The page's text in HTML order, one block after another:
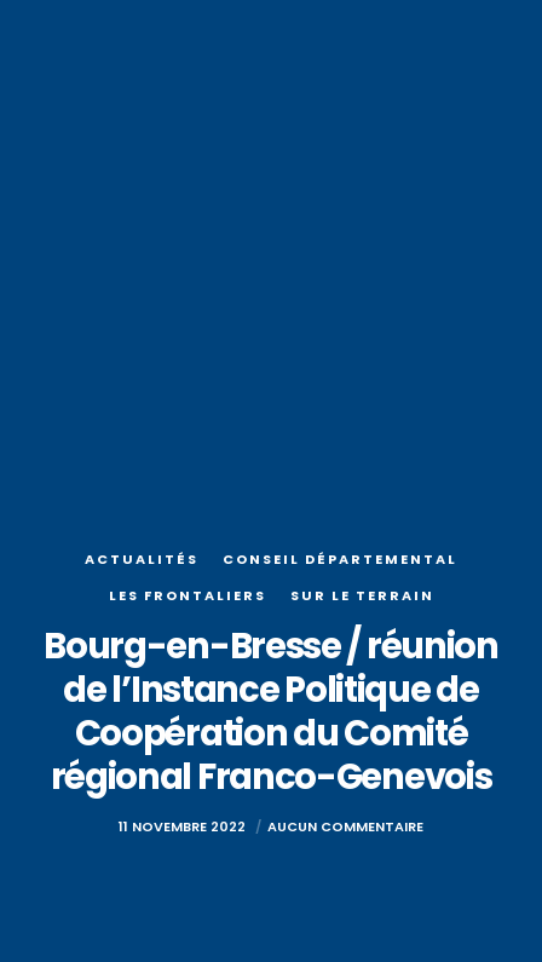
ACTUALITÉS
CONSEIL DÉPARTEMENTAL
LES FRONTALIERS
SUR LE TERRAIN
Bourg-en-Bresse / réunion
de l’Instance Politique de
Coopération du Comité
régional Franco-Genevois
11 NOVEMBRE 2022 AUCUN COMMENTAIRE